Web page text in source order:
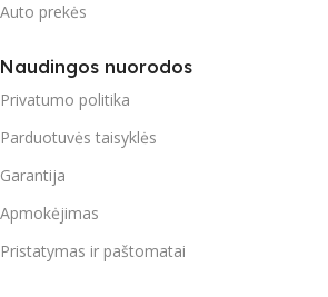
Auto prekės
Naudingos nuorodos
Privatumo politika
Parduotuvės taisyklės
Garantija
Apmokėjimas
Pristatymas ir paštomatai